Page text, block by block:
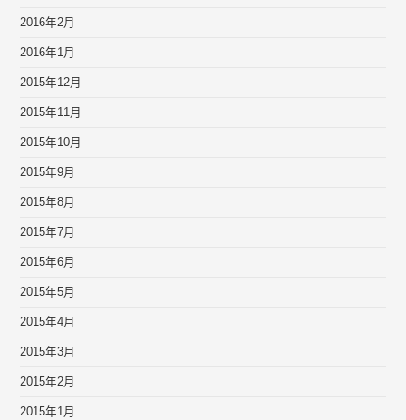
2016年2月
2016年1月
2015年12月
2015年11月
2015年10月
2015年9月
2015年8月
2015年7月
2015年6月
2015年5月
2015年4月
2015年3月
2015年2月
2015年1月